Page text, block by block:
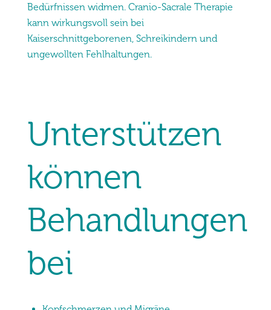
Bedürfnissen widmen. Cranio-Sacrale Therapie
kann wirkungsvoll sein bei
Kaiserschnittgeborenen, Schreikindern und
ungewollten Fehlhaltungen.
Unterstützen
können
Behandlungen
bei